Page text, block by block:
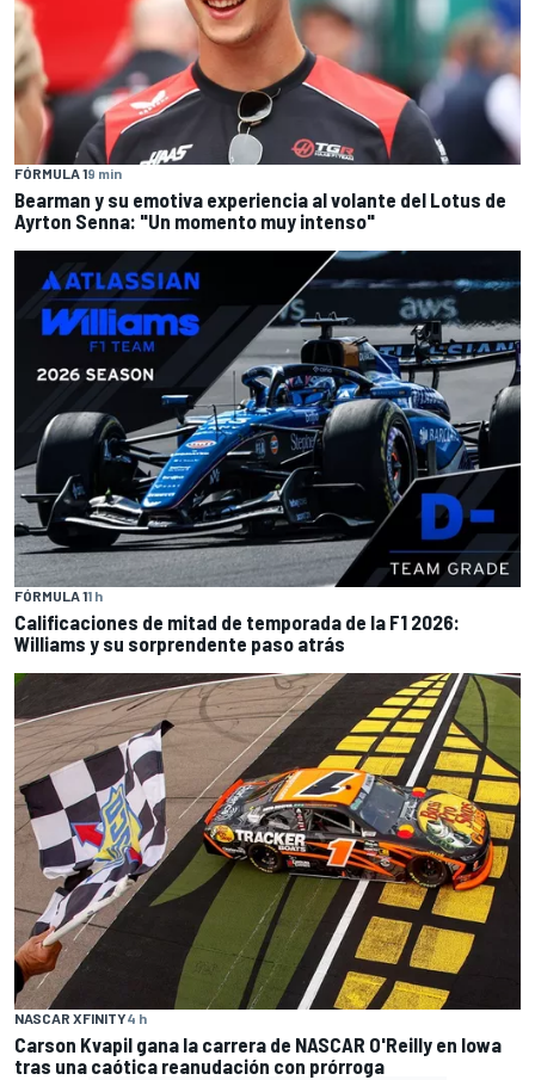
FÓRMULA 19 min
Bearman y su emotiva experiencia al volante del Lotus de
Ayrton Senna: "Un momento muy intenso"
FÓRMULA 11 h
Calificaciones de mitad de temporada de la F1 2026:
Williams y su sorprendente paso atrás
NASCAR XFINITY4 h
Carson Kvapil gana la carrera de NASCAR O'Reilly en Iowa
tras una caótica reanudación con prórroga